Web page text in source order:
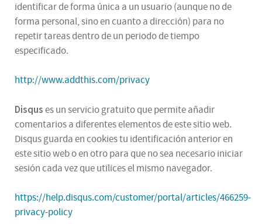
identificar de forma única a un usuario (aunque no de
forma personal, sino en cuanto a dirección) para no
repetir tareas dentro de un periodo de tiempo
especificado.
http://www.addthis.com/privacy
Disquses un servicio gratuito que permite añadir
comentarios a diferentes elementos de este sitio web.
Disqus guarda en cookies tu identificación anterior en
este sitio web o en otro para que no sea necesario iniciar
sesión cada vez que utilices el mismo navegador.
https://help.disqus.com/customer/portal/articles/466259-
privacy-policy